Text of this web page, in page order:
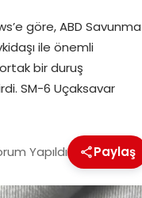
göre, ABD Savunma
ile önemli
bir duruş
SM-6 Uçaksavar
Yapıldı Paylaş